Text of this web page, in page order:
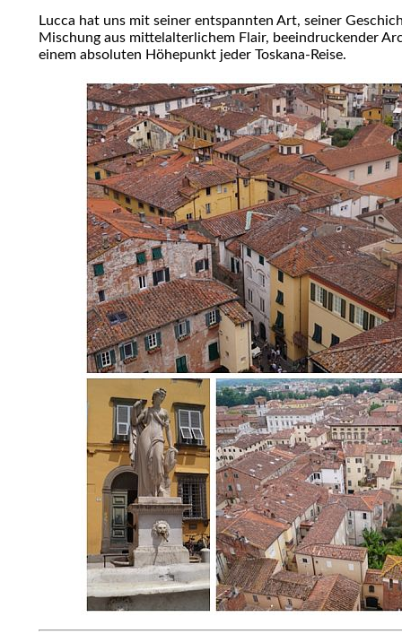
Lucca hat uns mit seiner entspannten Art, seiner
Mischung aus mittelalterlichem Flair, beeindruckender
einem absoluten Höhepunkt jeder Toskana-Reise.